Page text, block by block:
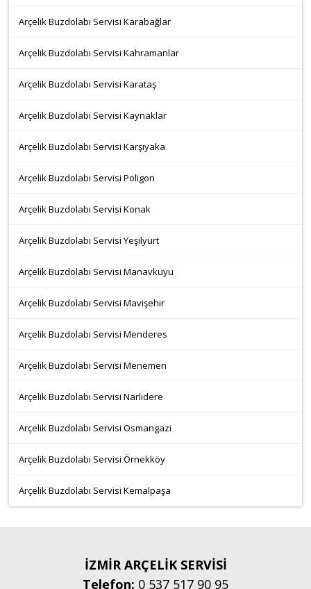
Arçelik Buzdolabı Servisi Karabağlar
Arçelik Buzdolabı Servisi Kahramanlar
Arçelik Buzdolabı Servisi Karataş
Arçelik Buzdolabı Servisi Kaynaklar
Arçelik Buzdolabı Servisi Karşıyaka
Arçelik Buzdolabı Servisi Poligon
Arçelik Buzdolabı Servisi Konak
Arçelik Buzdolabı Servisi Yeşilyurt
Arçelik Buzdolabı Servisi Manavkuyu
Arçelik Buzdolabı Servisi Mavişehir
Arçelik Buzdolabı Servisi Menderes
Arçelik Buzdolabı Servisi Menemen
Arçelik Buzdolabı Servisi Narlıdere
Arçelik Buzdolabı Servisi Osmangazi
Arçelik Buzdolabı Servisi Örnekköy
Arçelik Buzdolabı Servisi Kemalpaşa
İZMİR ARÇELİK SERVİSİ
Telefon: 0 537 517 90 95